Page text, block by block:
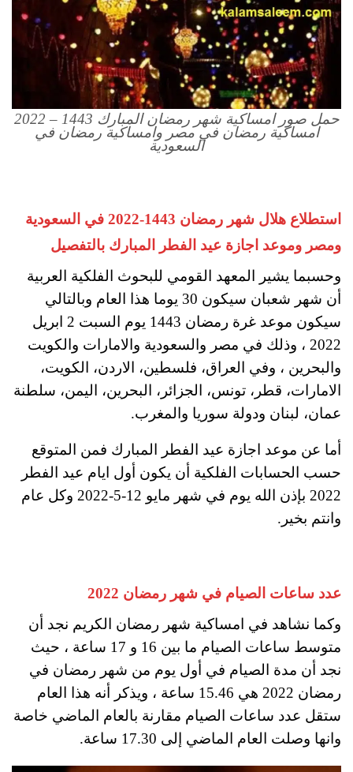
حمل صور امساكية شهر رمضان المبارك 1443 – 2022
امساكية رمضان في مصر وامساكية رمضان في
السعودية
استطلاع هلال شهر رمضان 1443-2022 في السعودية
ومصر وموعد اجازة عيد الفطر المبارك بالتفصيل
وحسبما يشير المعهد القومي للبحوث الفلكية العربية
أن شهر شعبان سيكون 30 يوما هذا العام وبالتالي
سيكون موعد غرة رمضان 1443 يوم السبت 2 ابريل
2022 ، وذلك في مصر والسعودية والامارات والكويت
والبحرين ، وفي العراق، فلسطين، الاردن، الكويت،
الامارات، قطر، تونس، الجزائر، البحرين، اليمن، سلطنة
عمان، لبنان ودولة سوريا والمغرب.
أما عن موعد اجازة عيد الفطر المبارك فمن المتوقع
حسب الحسابات الفلكية أن يكون أول ايام عيد الفطر
2022 بإذن الله يوم في شهر مايو 12-5-2022 وكل عام
وانتم بخير.
عدد ساعات الصيام في شهر رمضان 2022
وكما نشاهد في امساكية شهر رمضان الكريم نجد أن
متوسط ساعات الصيام ما بين 16 و 17 ساعة ، حيث
نجد أن مدة الصيام في أول يوم من شهر رمضان في
رمضان 2022 هي 15.46 ساعة ، ويذكر أنه هذا العام
ستقل عدد ساعات الصيام مقارنة بالعام الماضي خاصة
وانها وصلت العام الماضي إلى 17.30 ساعة.